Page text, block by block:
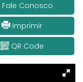
Fale Conosco
Imprimir
QR Code